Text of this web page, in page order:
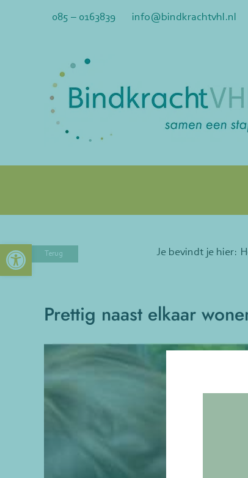
Toolbar openen
085 – 0163839 info@bindkrachtvhl.nl
Je bevindt je hier:
Prettig naast elkaar
Bekijk
afbeelding